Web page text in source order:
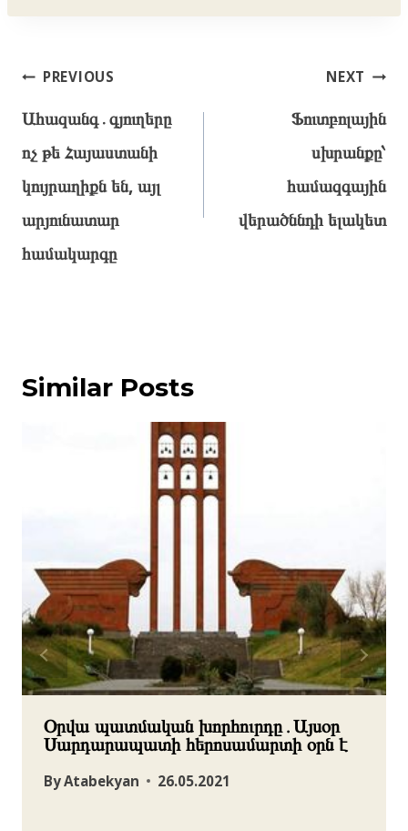
Post
PREVIOUS
Ահազանգ․գյուղերը
ոչ թե Հայաստանի
կույրաղիքն են, այլ
արյունատար
համակարգը
NEXT
Ֆուտբոլային
սխրանքը՝
համազգային
վերածննդի ելակետ
Similar Posts
Օրվա պատմական խորհուրդը․Այսօր
Սարդարապատի հերոսամարտի օրն է
ByAtabekyan 26.05.2021